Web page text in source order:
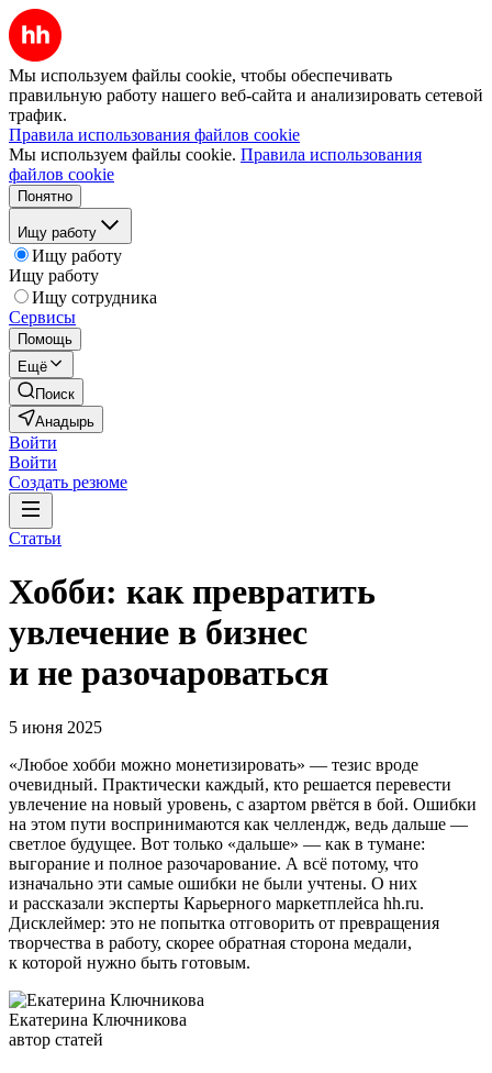
Мы используем файлы cookie, чтобы обеспечивать
правильную работу нашего веб-сайта и анализировать сетевой
трафик.
Правила использования файлов cookie
Мы используем файлы cookie. Правила использования
файлов cookie
Понятно
Ищу работу
Ищу работу
Ищу работу
Ищу сотрудника
Сервисы
Помощь
Ещё
Поиск
Анадырь
Войти
Войти
Создать резюме
Статьи
Хобби: как превратить
увлечение в бизнес
и не разочароваться
5 июня 2025
«Любое хобби можно монетизировать» — тезис вроде
очевидный. Практически каждый, кто решается перевести
увлечение на новый уровень, с азартом рвётся в бой. Ошибки
на этом пути воспринимаются как челлендж, ведь дальше —
светлое будущее. Вот только «дальше» — как в тумане:
выгорание и полное разочарование. А всё потому, что
изначально эти самые ошибки не были учтены. О них
и рассказали эксперты Карьерного маркетплейса hh.ru.
Дисклеймер: это не попытка отговорить от превращения
творчества в работу, скорее обратная сторона медали,
к которой нужно быть готовым.
Екатерина Ключникова
автор статей